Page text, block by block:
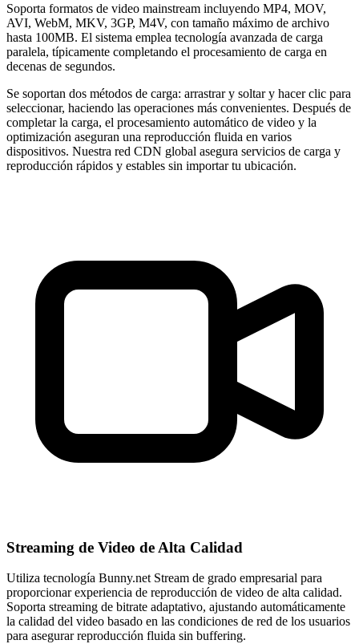
Soporta formatos de video mainstream incluyendo MP4, MOV,
AVI, WebM, MKV, 3GP, M4V, con tamaño máximo de archivo
hasta 100MB. El sistema emplea tecnología avanzada de carga
paralela, típicamente completando el procesamiento de carga en
decenas de segundos.
Se soportan dos métodos de carga: arrastrar y soltar y hacer clic para
seleccionar, haciendo las operaciones más convenientes. Después de
completar la carga, el procesamiento automático de video y la
optimización aseguran una reproducción fluida en varios
dispositivos. Nuestra red CDN global asegura servicios de carga y
reproducción rápidos y estables sin importar tu ubicación.
Streaming de Video de Alta Calidad
Utiliza tecnología Bunny.net Stream de grado empresarial para
proporcionar experiencia de reproducción de video de alta calidad.
Soporta streaming de bitrate adaptativo, ajustando automáticamente
la calidad del video basado en las condiciones de red de los usuarios
para asegurar reproducción fluida sin buffering.